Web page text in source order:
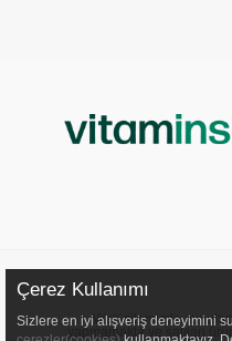
Web sitemizde
yapmamakta ve satılan
Çerez Kullanımı
Sizlere en iyi alışveriş deneyimini